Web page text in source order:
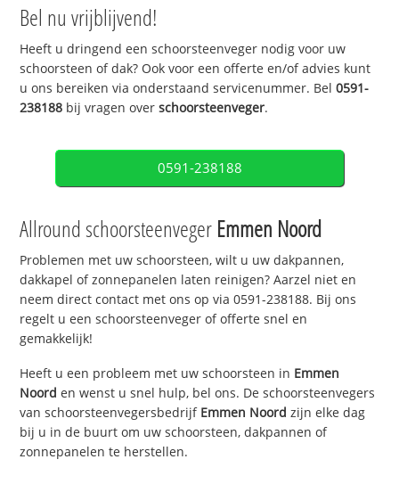
Bel nu vrijblijvend!
Heeft u dringend een schoorsteenveger nodig voor uw
schoorsteen of dak? Ook voor een offerte en/of advies kunt
u ons bereiken via onderstaand servicenummer. Bel0591-
238188 bij vragen overschoorsteenveger.
0591-238188
Allround schoorsteenveger Emmen Noord
Problemen met uw schoorsteen, wilt u uw dakpannen,
dakkapel of zonnepanelen laten reinigen? Aarzel niet en
neem direct contact met ons op via 0591-238188. Bij ons
regelt u een schoorsteenveger of offerte snel en
gemakkelijk!
Heeft u een probleem met uw schoorsteen in Emmen
Noord en wenst u snel hulp, bel ons. De schoorsteenvegers
van schoorsteenvegersbedrijf Emmen Noord zijn elke dag
bij u in de buurt om uw schoorsteen, dakpannen of
zonnepanelen te herstellen.